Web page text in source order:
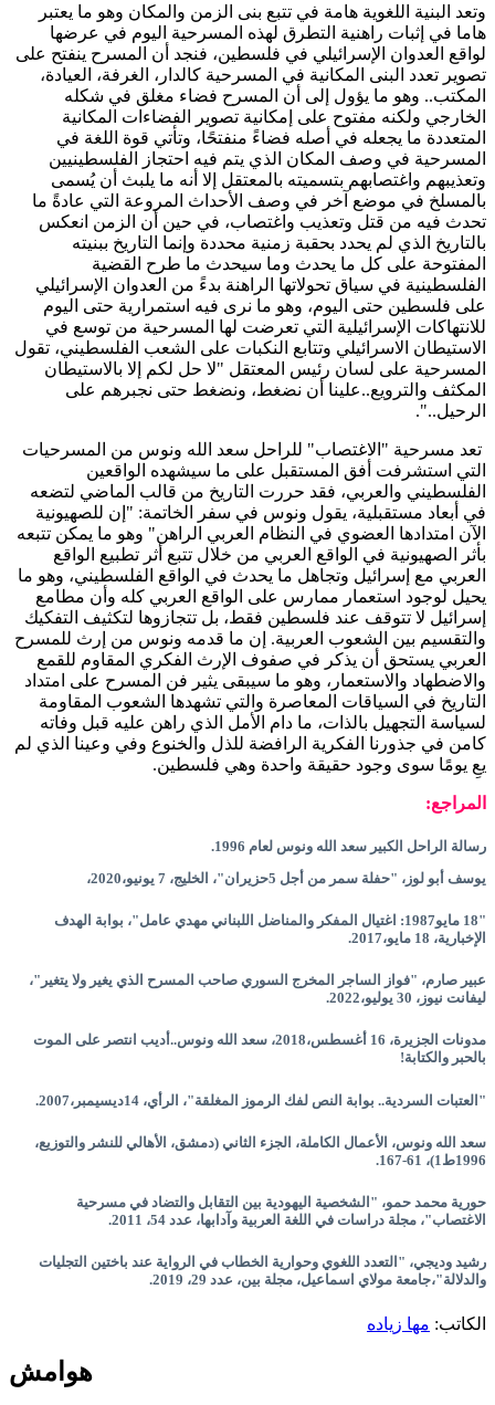
وتعد البنية اللغوية هامة في تتبع بنى الزمن والمكان وهو ما يعتبر
هاما في إثبات راهنية التطرق لهذه المسرحية اليوم في عرضها
لواقع العدوان الإسرائيلي في فلسطين، فنجد أن المسرح ينفتح على
تصوير تعدد البنى المكانية في المسرحية كالدار، الغرفة، العيادة،
المكتب.. وهو ما يؤول إلى أن المسرح فضاء مغلق في شكله
الخارجي ولكنه مفتوح على إمكانية تصوير الفضاءات المكانية
المتعددة ما يجعله في أصله فضاءً منفتحًا، وتأتي قوة اللغة في
المسرحية في وصف المكان الذي يتم فيه احتجاز الفلسطينيين
وتعذيبهم واغتصابهم بتسميته بالمعتقل إلا أنه ما يلبث أن يُسمى
بالمسلخ في موضع آخر في وصف الأحداث المروعة التي عادةً ما
تحدث فيه من قتل وتعذيب واغتصاب، في حين أن الزمن انعكس
بالتاريخ الذي لم يحدد بحقبة زمنية محددة وإنما التاريخ ببنيته
المفتوحة على كل ما يحدث وما سيحدث ما طرح القضية
الفلسطينية في سياق تحولاتها الراهنة بدءً من العدوان الإسرائيلي
على فلسطين حتى اليوم، وهو ما نرى فيه استمرارية حتى اليوم
للانتهاكات الإسرائيلية التي تعرضت لها المسرحية من توسع في
الاستيطان الاسرائيلي وتتابع النكبات على الشعب الفلسطيني، تقول
المسرحية على لسان رئيس المعتقل "لا حل لكم إلا بالاستيطان
المكثف والترويع..علينا أن نضغط، ونضغط حتى نجبرهم على
الرحيل..".
تعد مسرحية "الاغتصاب" للراحل سعد الله ونوس من المسرحيات
التي استشرفت أفق المستقبل على ما سيشهده الواقعين
الفلسطيني والعربي، فقد حررت التاريخ من قالب الماضي لتضعه
في أبعاد مستقبلية، يقول ونوس في سفر الخاتمة: "إن للصهيونية
الآن امتدادها العضوي في النظام العربي الراهن" وهو ما يمكن تتبعه
بأثر الصهيونية في الواقع العربي من خلال تتبع أثر تطبيع الواقع
العربي مع إسرائيل وتجاهل ما يحدث في الواقع الفلسطيني، وهو ما
يحيل لوجود استعمار ممارس على الواقع العربي كله وأن مطامع
إسرائيل لا تتوقف عند فلسطين فقط، بل تتجازوها لتكثيف التفكيك
والتقسيم بين الشعوب العربية. إن ما قدمه ونوس من إرث للمسرح
العربي يستحق أن يذكر في صفوف الإرث الفكري المقاوم للقمع
والاضطهاد والاستعمار، وهو ما سيبقى يثير فن المسرح على امتداد
التاريخ في السياقات المعاصرة والتي تشهدها الشعوب المقاومة
لسياسة التجهيل بالذات، ما دام الأمل الذي راهن عليه قبل وفاته
كامن في جذورنا الفكرية الرافضة للذل والخنوع وفي وعينا الذي لم
يعِ يومًا سوى وجود حقيقة واحدة وهي فلسطين.
المراجع:
رسالة الراحل الكبير سعد الله ونوس لعام 1996.
يوسف أبو لوز، "حفلة سمر من أجل 5حزيران"، الخليج، 7 يونيو،2020،
"18 مايو1987: اغتيال المفكر والمناضل اللبناني مهدي عامل"، بوابة الهدف
الإخبارية، 18 مايو،2017.
عبير صارم، "فواز الساجر المخرج السوري صاحب المسرح الذي يغير ولا يتغير"،
ليفانت نيوز، 30 يوليو،2022.
مدونات الجزيرة، 16 أغسطس،2018، سعد الله ونوس..أديب انتصر على الموت
بالحبر والكتابة!
"العتبات السردية.. بوابة النص لفك الرموز المغلقة"، الرأي، 14ديسيمبر،2007.
سعد الله ونوس، الأعمال الكاملة، الجزء الثاني (دمشق، الأهالي للنشر والتوزيع،
1996ط1)، 61-167.
حورية محمد حمو، "الشخصية اليهودية بين التقابل والتضاد في مسرحية
الاغتصاب"، مجلة دراسات في اللغة العربية وآدابها، عدد 54، 2011.
رشيد وديجي، "التعدد اللغوي وحوارية الخطاب في الرواية عند باختين التجليات
والدلالة"،جامعة مولاي اسماعيل، مجلة بين، عدد 29، 2019.
الكاتب: مها زياده
هوامش